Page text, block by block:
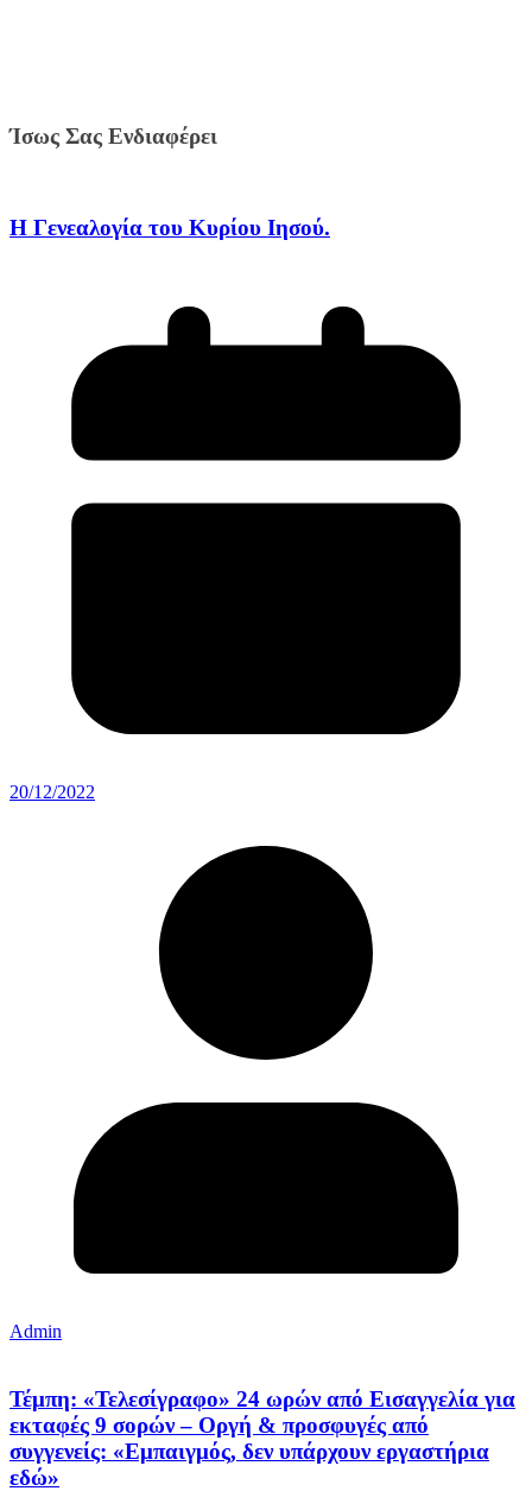
Ίσως Σας Ενδιαφέρει
Η Γενεαλογία του Κυρίου Ιησού.
20/12/2022
Admin
Τέμπη: «Τελεσίγραφο» 24 ωρών από Εισαγγελία για
εκταφές 9 σορών – Οργή & προσφυγές από
συγγενείς: «Εμπαιγμός, δεν υπάρχουν εργαστήρια
εδώ»